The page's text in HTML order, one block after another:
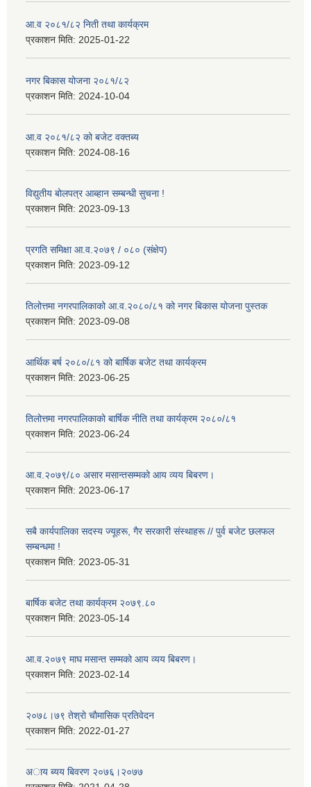
आ.व २०८१/८२ निती तथा कार्यक्रम
प्रकाशन मिति: 2025-01-22
नगर बिकास योजना २०८१/८२
प्रकाशन मिति: 2024-10-04
आ.व २०८१/८२ को बजेट वक्तब्य
प्रकाशन मिति: 2024-08-16
विद्युतीय बोलपत्र आब्हान सम्बन्धी सुचना !
प्रकाशन मिति: 2023-09-13
प्रगति समिक्षा आ.व.२०७९ / ०८० (संक्षेप)
प्रकाशन मिति: 2023-09-12
तिलोत्तमा नगरपालिकाको आ.व.२०८०/८१ को नगर बिकास योजना पुस्तक
प्रकाशन मिति: 2023-09-08
आर्थिक बर्ष २०८०/८१ को बार्षिक बजेट तथा कार्यक्रम
प्रकाशन मिति: 2023-06-25
तिलोत्तमा नगरपालिकाको बार्षिक नीति तथा कार्यक्रम २०८०/८१
प्रकाशन मिति: 2023-06-24
आ.व.२०७९/८० असार मसान्तसम्मको आय व्यय बिबरण।
प्रकाशन मिति: 2023-06-17
सबै कार्यपालिका सदस्य ज्यूहरू, गैर सरकारी संस्थाहरू // पुर्व बजेट छलफल
सम्बन्धमा !
प्रकाशन मिति: 2023-05-31
बार्षिक बजेट तथा कार्यक्रम २०७९.८०
प्रकाशन मिति: 2023-05-14
आ.व.२०७९ माघ मसान्त सम्मको आय व्यय बिबरण।
प्रकाशन मिति: 2023-02-14
२०७८।७९ तेश्राे चाैमासिक प्रतिवेदन
प्रकाशन मिति: 2022-01-27
अाय ब्यय बिवरण २०७६।२०७७